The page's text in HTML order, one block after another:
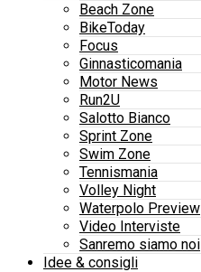
Beach Zone
BikeToday
Focus
Ginnasticomania
Motor News
Run2U
Salotto Bianco
Sprint Zone
Swim Zone
Tennismania
Volley Night
Waterpolo Preview
Video Interviste
Sanremo siamo noi
Idee & consigli